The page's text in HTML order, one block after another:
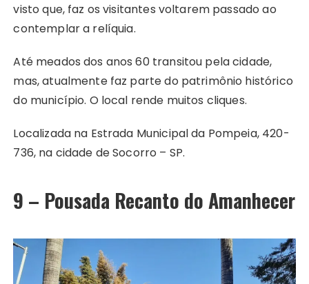
visto que, faz os visitantes voltarem passado ao
contemplar a relíquia.
Até meados dos anos 60 transitou pela cidade,
mas, atualmente faz parte do patrimônio histórico
do município. O local rende muitos cliques.
Localizada na Estrada Municipal da Pompeia, 420-
736, na cidade de Socorro – SP.
9 – Pousada Recanto do Amanhecer